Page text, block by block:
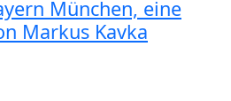
München, eine
Markus Kavka